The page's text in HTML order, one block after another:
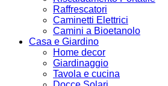
Raffrescatori
Caminetti Elettrici
Camini a Bioetanolo
Casa e Giardino
Home decor
Giardinaggio
Tavola e cucina